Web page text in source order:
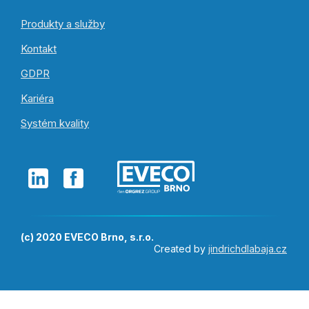
Produkty a služby
Kontakt
GDPR
Kariéra
Systém kvality
(c) 2020 EVECO Brno, s.r.o.
Created by jindrichdlabaja.cz